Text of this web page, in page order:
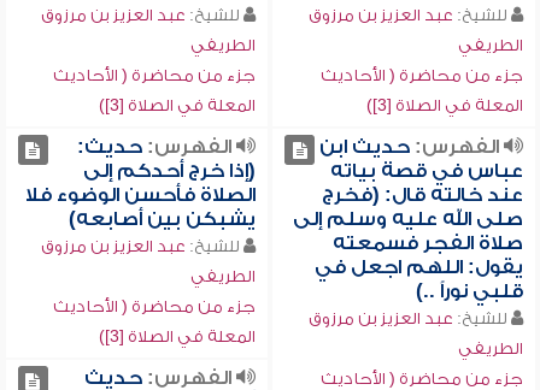
للشيخ: عبد العزيز بن مرزوق
الطريفي
جزء من محاضرة ( الأحاديث
المعلة في الصلاة [3])
للشيخ: عبد العزيز بن مرزوق
الطريفي
جزء من محاضرة ( الأحاديث
المعلة في الصلاة [3])
الفهرس:حديث ابن
عباس في قصة بياته
عند خالته قال: (فخرج
صلى الله عليه وسلم إلى
صلاة الفجر فسمعته
يقول: اللهم اجعل في
قلبي نوراً ..)
للشيخ: عبد العزيز بن مرزوق
الطريفي
جزء من محاضرة ( الأحاديث
الفهرس:حديث:
(إذا خرج أحدكم إلى
الصلاة فأحسن الوضوء فلا
يشبكن بين أصابعه)
للشيخ: عبد العزيز بن مرزوق
الطريفي
جزء من محاضرة ( الأحاديث
المعلة في الصلاة [3])
الفهرس:حديث